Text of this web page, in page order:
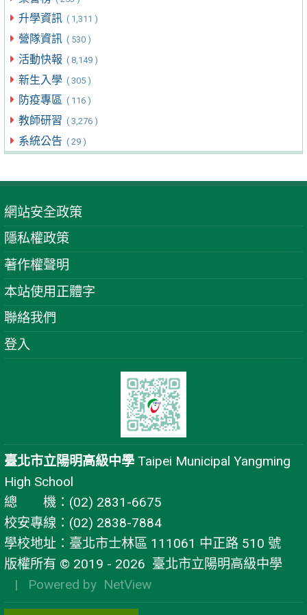
升學資訊 ( 1,311 )
營隊資訊 ( 530 )
活動快報 ( 8,149 )
新生入學 ( 305 )
防疫專區 ( 116 )
教師研習 ( 3,276 )
系統公告 ( 29 )
網站安全政策
隱私權政策
著作權聲明
本站使用正體字
聯絡我們
登入
臺北市立陽明高級中學 Taipei Municipal Yangming
High School
總 機：(02) 2831-6675
校安專線：(02) 2838-7884
學校地址：臺北市士林區 111061 中正路 510 號
版權所有 © 2019 - 2026 臺北市立陽明高級中學
| Powered by NetView